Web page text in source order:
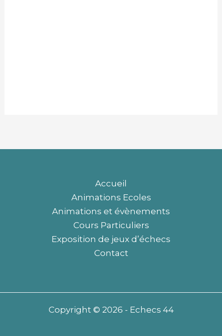
Accueil
Animations Ecoles
Animations et évènements
Cours Particuliers
Exposition de jeux d’échecs
Contact
Copyright © 2026 - Echecs 44